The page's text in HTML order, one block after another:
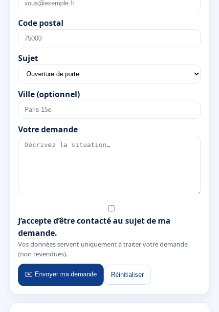
Code postal
Sujet
Ville (optionnel)
Votre demande
J’accepte d’être contacté au sujet de ma
demande.
Vos données servent uniquement à traiter votre demande
(non revendues).
✉️ Envoyer ma demande Réinitialiser